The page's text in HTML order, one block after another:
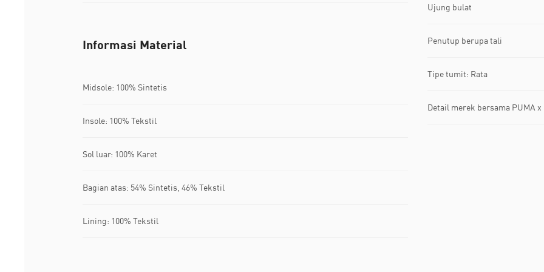
Ujung bulat
Penutup berupa tali
Tipe tumit: Rata
Detail merek bersama PUMA x
Informasi Material
Midsole: 100% Sintetis
Insole: 100% Tekstil
Sol luar: 100% Karet
Bagian atas: 54% Sintetis, 46% Tekstil
Lining: 100% Tekstil